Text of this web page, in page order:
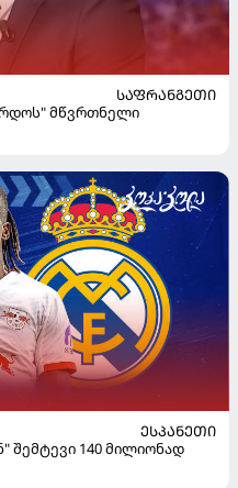
ᲡᲐᲤᲠᲐᲜᲒᲔᲗᲘ
მწვრთნელი
ᲔᲡᲞᲐᲜᲔᲗᲘ
შემტევი 140 მილიონად